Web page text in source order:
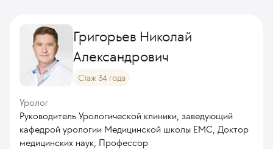
Григорьев Николай
Александрович
Стаж 34 года
Уролог
Руководитель Урологической клиники, заведующий
кафедрой урологии Медицинской школы ЕМС, Доктор
медицинских наук, Профессор